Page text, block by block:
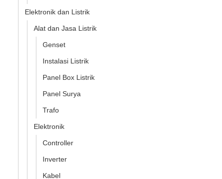
Elektronik dan Listrik
Alat dan Jasa Listrik
Genset
Instalasi Listrik
Panel Box Listrik
Panel Surya
Trafo
Elektronik
Controller
Inverter
Kabel